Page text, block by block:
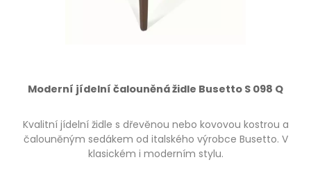
Moderní jídelní čalouněná židle Busetto S 098 Q
Kvalitní jídelní židle s dřevěnou nebo kovovou kostrou a
čalouněným sedákem od italského výrobce Busetto. V
klasickém i moderním stylu.